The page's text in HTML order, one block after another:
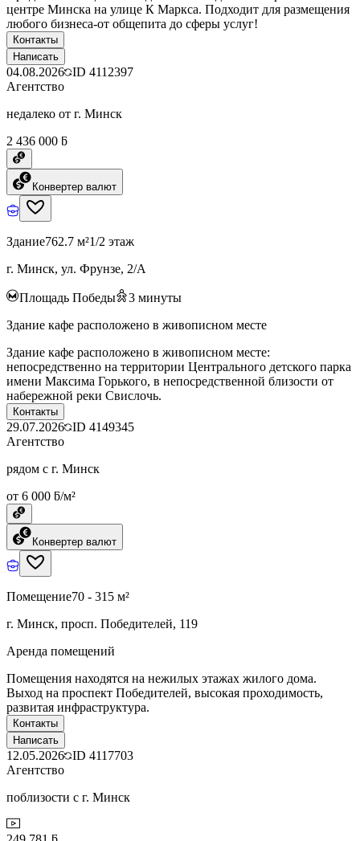
центре Минска на улице К Маркса. Подходит для размещения
любого бизнеса-от общепита до сферы услуг!
Контакты
Написать
04.08.2026 ID 4112397
Агентство
недалеко от г. Минск
2 436 000 ƃ
Конвертер валют
Здание762.7 м²1/2 этаж
г. Минск, ул. Фрунзе, 2/А
Площадь Победы 3 минуты
Здание кафе расположено в живописном месте
Здание кафе расположено в живописном месте:
непосредственно на территории Центрального детского парка
имени Максима Горького, в непосредственной близости от
набережной реки Свислочь.
Контакты
29.07.2026 ID 4149345
Агентство
рядом с г. Минск
от 6 000 ƃ/м²
Конвертер валют
Помещение70 - 315 м²
г. Минск, просп. Победителей, 119
Аренда помещений
Помещения находятся на нежилых этажах жилого дома.
Выход на проспект Победителей, высокая проходимость,
развитая инфраструктура.
Контакты
Написать
12.05.2026 ID 4117703
Агентство
поблизости с г. Минск